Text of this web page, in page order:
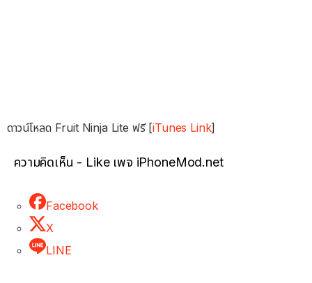
ดาวน์โหลด Fruit Ninja Lite ฟรี [iTunes Link]
ความคิดเห็น - Like เพจ iPhoneMod.net
Facebook
X
LINE